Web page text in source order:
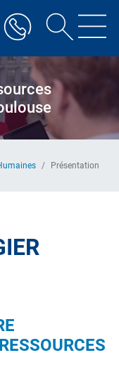
Présentation